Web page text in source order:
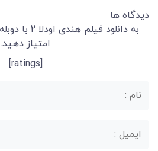
دیدگاه ها
امتیاز دهید.
[ratings]